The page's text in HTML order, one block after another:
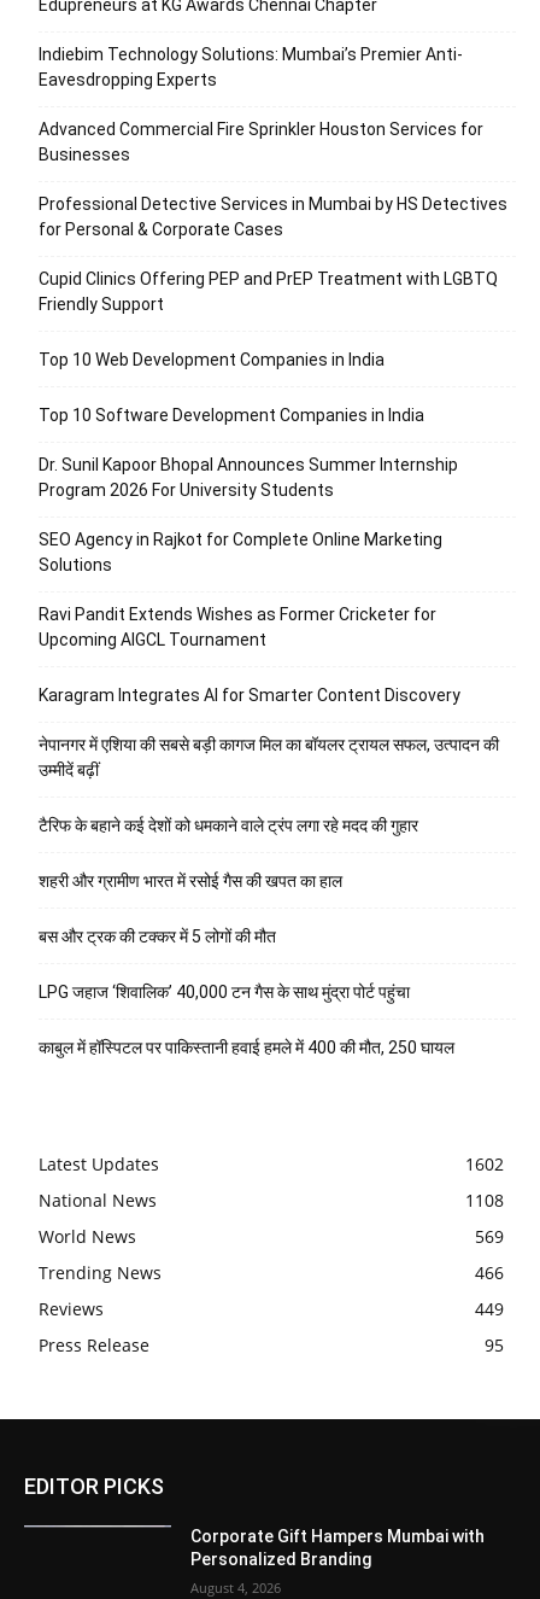
Edupreneurs at KG Awards Chennai Chapter
Indiebim Technology Solutions: Mumbai’s Premier Anti-
Eavesdropping Experts
Advanced Commercial Fire Sprinkler Houston Services for
Businesses
Professional Detective Services in Mumbai by HS Detectives
for Personal & Corporate Cases
Cupid Clinics Offering PEP and PrEP Treatment with LGBTQ
Friendly Support
Top 10 Web Development Companies in India
Top 10 Software Development Companies in India
Dr. Sunil Kapoor Bhopal Announces Summer Internship
Program 2026 For University Students
SEO Agency in Rajkot for Complete Online Marketing
Solutions
Ravi Pandit Extends Wishes as Former Cricketer for
Upcoming AIGCL Tournament
Karagram Integrates AI for Smarter Content Discovery
नेपानगर में एशिया की सबसे बड़ी कागज मिल का बॉयलर ट्रायल सफल, उत्पादन की
उम्मीदें बढ़ीं
टैरिफ के बहाने कई देशों को धमकाने वाले ट्रंप लगा रहे मदद की गुहार
शहरी और ग्रामीण भारत में रसोई गैस की खपत का हाल
बस और ट्रक की टक्कर में 5 लोगों की मौत
LPG जहाज ‘शिवालिक’ 40,000 टन गैस के साथ मुंद्रा पोर्ट पहुंचा
काबुल में हॉस्पिटल पर पाकिस्तानी हवाई हमले में 400 की मौत, 250 घायल
Latest Updates
1602
National News
1108
World News
569
Trending News
466
Reviews
449
Press Release
95
EDITOR PICKS
Corporate Gift Hampers Mumbai with
Personalized Branding
August 4, 2026